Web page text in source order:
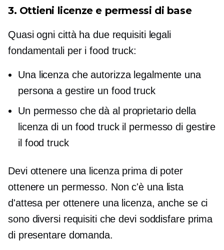
3. Ottieni licenze e permessi di base
Quasi ogni città ha due requisiti legali
fondamentali per i food truck:
Una licenza che autorizza legalmente una
persona a gestire un food truck
Un permesso che dà al proprietario della
licenza di un food truck il permesso di gestire
il food truck
Devi ottenere una licenza prima di poter
ottenere un permesso. Non c'è una lista
d'attesa per ottenere una licenza, anche se ci
sono diversi requisiti che devi soddisfare prima
di presentare domanda.